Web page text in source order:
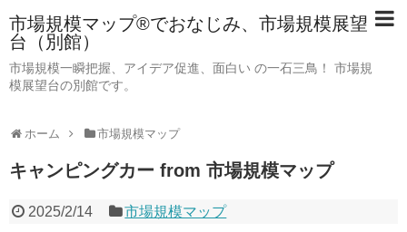
市場規模マップ®でおなじみ、市場規模展望
台（別館）
市場規模一瞬把握、アイデア促進、面白い の一石三鳥！ 市場規
模展望台の別館です。
ホーム 市場規模マップ
キャンピングカー from 市場規模マップ
2025/2/14 市場規模マップ